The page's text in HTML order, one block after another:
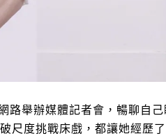
路舉辦媒體記者會，暢聊自
尺度挑戰床戲，都讓她經歷